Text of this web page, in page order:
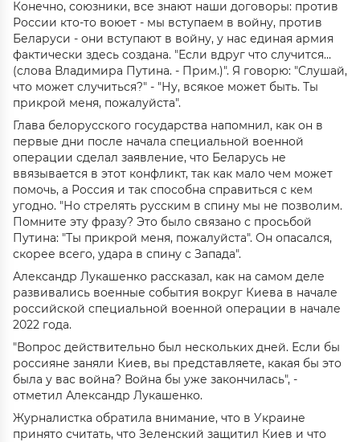
Конечно, союзники, все знают наши договоры: против
России кто-то воюет - мы вступаем в войну, против
Беларуси - они вступают в войну, у нас единая армия
фактически здесь создана. "Если вдруг что случится…
(слова Владимира Путина. - Прим.)". Я говорю: "Слушай,
что может случиться?" - "Ну, всякое может быть. Ты
прикрой меня, пожалуйста".
Глава белорусского государства напомнил, как он в
первые дни после начала специальной военной
операции сделал заявление, что Беларусь не
ввязывается в этот конфликт, так как мало чем может
помочь, а Россия и так способна справиться с кем
угодно. "Но стрелять русским в спину мы не позволим.
Помните эту фразу? Это было связано с просьбой
Путина: "Ты прикрой меня, пожалуйста". Он опасался,
скорее всего, удара в спину с Запада".
Александр Лукашенко рассказал, как на самом деле
развивались военные события вокруг Киева в начале
российской специальной военной операции в начале
2022 года.
"Вопрос действительно был нескольких дней. Если бы
россияне заняли Киев, вы представляете, какая бы это
была у вас война? Война бы уже закончилась", -
отметил Александр Лукашенко.
Журналистка обратила внимание, что в Украине
принято считать, что Зеленский защитил Киев и что